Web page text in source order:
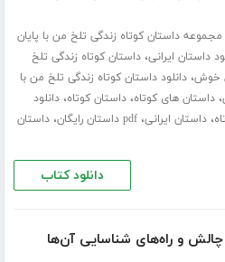
مجموعه داستان کوتاه زندگی تلخ من با پایان
داستان ایرانی،داستان کوتاه زندگی تلخ
خوش،دانلود داستان کوتاه زندگی تلخ من با
،داستان های کوتاه،داستان کوتاه،دانلود
،داستان ایرانی،pdf داستان رایگان ،داستان
دانلود کتاب
چالش و راه‌های شناسایی آن‌ها